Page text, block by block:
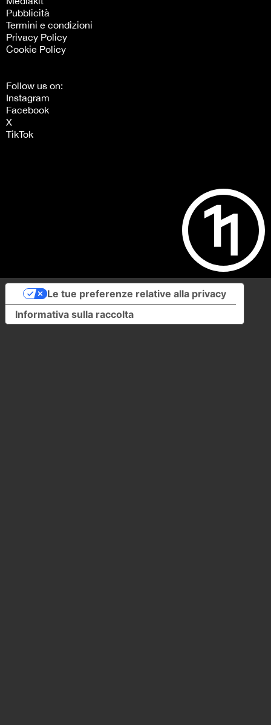
Pubblicità
Termini e condizioni
Privacy Policy
Cookie Policy
Follow us on:
Instagram
Facebook
X
TikTok
Informativa sulla raccolta
Le tue preferenze relative alla privacy